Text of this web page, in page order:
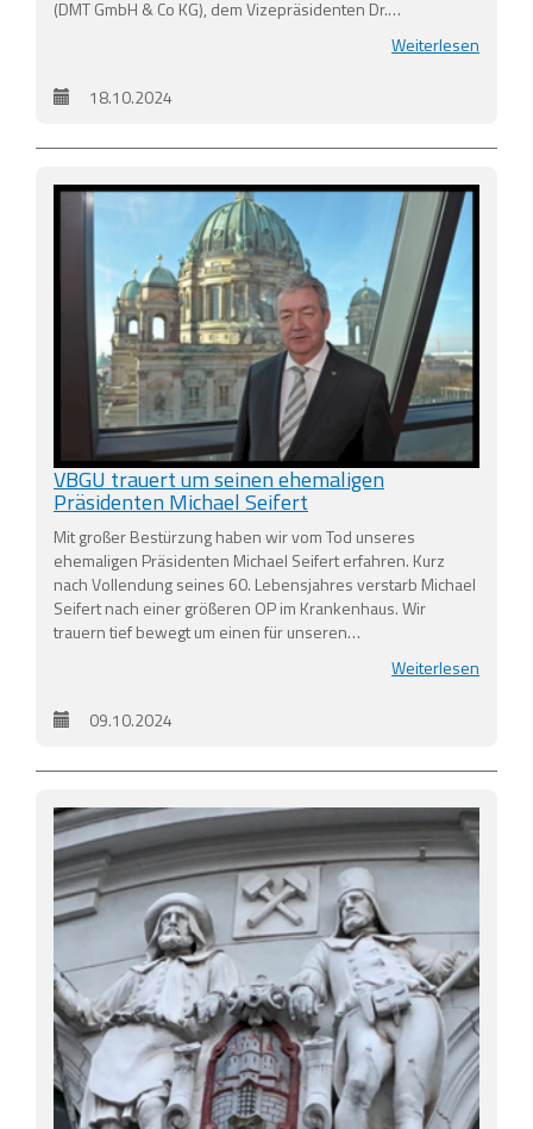
(DMT GmbH & Co KG), dem Vizepräsidenten Dr.…
Weiterlesen
18.10.2024
VBGU trauert um seinen ehemaligen
Präsidenten Michael Seifert
Mit großer Bestürzung haben wir vom Tod unseres
ehemaligen Präsidenten Michael Seifert erfahren. Kurz
nach Vollendung seines 60. Lebensjahres verstarb Michael
Seifert nach einer größeren OP im Krankenhaus. Wir
trauern tief bewegt um einen für unseren…
Weiterlesen
09.10.2024